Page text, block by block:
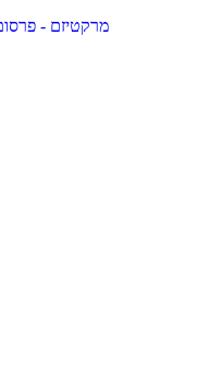
מרקטיזם -